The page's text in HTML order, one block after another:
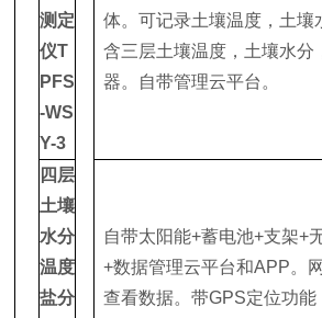
测定
仪T
PFS
-WS
Y-3
体。可记录土壤温度，土壤
含三层土壤温度，土壤水分
器。自带管理云平台。
四层
土壤
水分
温度
盐分
自带太阳能+蓄电池+支架+
+数据管理云平台和APP。
查看数据。带GPS定位功能